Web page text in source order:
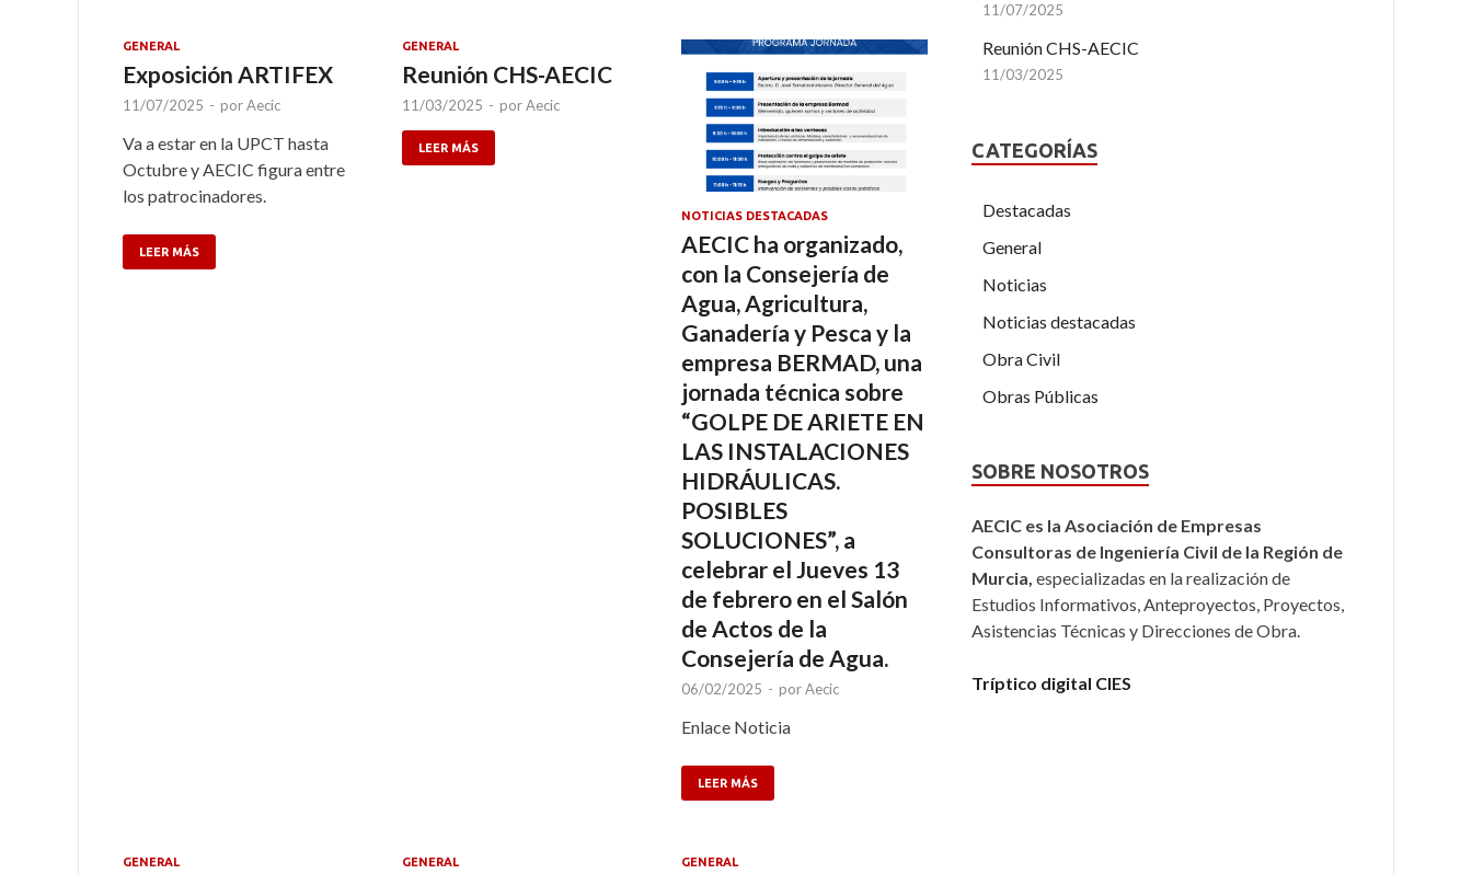
GENERAL
Exposición ARTIFEX
11/07/2025 - porAecic
Va a estar en la UPCT hasta
Octubre y AECIC figura entre
los patrocinadores.
LEER MÁS
GENERAL
Reunión CHS-AECIC
11/03/2025 - porAecic
LEER MÁS
NOTICIAS DESTACADAS
AECIC ha organizado,
con la Consejería de
Agua, Agricultura,
Ganadería y Pesca y la
empresa BERMAD, una
jornada técnica sobre
“GOLPE DE ARIETE EN
LAS INSTALACIONES
HIDRÁULICAS.
POSIBLES
SOLUCIONES”, a
celebrar el Jueves 13
de febrero en el Salón
de Actos de la
Consejería de Agua.
06/02/2025 - porAecic
Enlace Noticia
LEER MÁS
GENERAL GENERAL GENERAL
11/07/2025
Reunión CHS-AECIC
11/03/2025
CATEGORÍAS
Destacadas
General
Noticias
Noticias destacadas
Obra Civil
Obras Públicas
SOBRE NOSOTROS
AECIC es la Asociación de Empresas
Consultoras de Ingeniería Civil de la Región de
Murcia,especializadas en la realización de
Estudios Informativos, Anteproyectos, Proyectos,
Asistencias Técnicas y Direcciones de Obra.
Tríptico digital CIES